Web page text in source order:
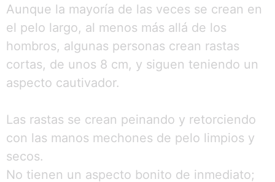
Aunque la mayoría de las veces se crean en
el pelo largo, al menos más allá de los
hombros, algunas personas crean rastas
cortas, de unos 8 cm, y siguen teniendo un
aspecto cautivador.
Las rastas se crean peinando y retorciendo
con las manos mechones de pelo limpios y
secos.
No tienen un aspecto bonito de inmediato;